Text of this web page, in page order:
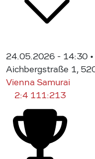
24.05.2026 - 14:30
Aichbergstraße 1,
Vienna Samurai
2:4 111:213